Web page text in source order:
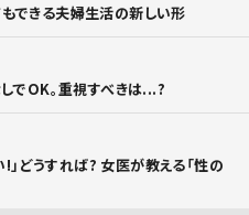
できる夫婦生活の新しい形
でOK。重視すべきは...?
どうすれば? 女医が教える「性の